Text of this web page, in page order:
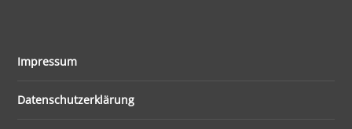
Impressum
Datenschutzerklärung